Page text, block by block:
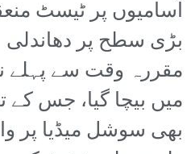
آسامیوں پر ٹیسٹ
بڑی سطح پر
مقررہ وقت سے پہلے
میں بیچا گیا، جس کے
بھی سوشل میڈیا پر